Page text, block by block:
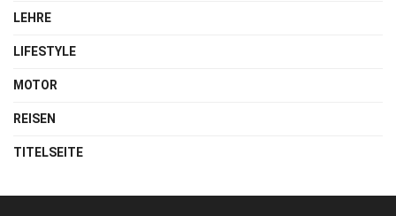
LEHRE
LIFESTYLE
MOTOR
REISEN
TITELSEITE